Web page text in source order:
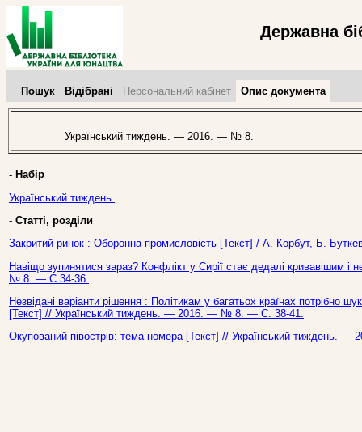
Державна
Пошук Відібрані Персональний кабінет Опис документа
Український тиждень. — 2016. — № 8.
- Набір
Український тиждень.
- Статті, розділи
Закритий ринок : Оборонна промисловість [Текст] / А. Корбут, Б.
Навіщо зупинятися зараз? Конфлікт у Сирії стає дедалі кривавішим
№ 8. — С.34-36.
Незвідані варіанти рішення : Політикам у багатьох країнах потрібно
[Текст] // Український тиждень. — 2016. — № 8. — С. 38-41.
Окупований півострів: тема номера [Текст] // Український